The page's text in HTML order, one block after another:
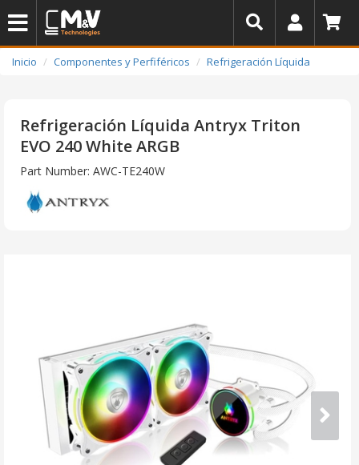
Inicio Componentes y Perfiféricos Refrigeración Líquida
Refrigeración Líquida Antryx Triton
EVO 240 White ARGB
Part Number: AWC-TE240W